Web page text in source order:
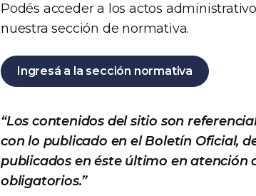
Podés acceder a los actos
nuestra sección de normativa.
Ingresá a la sección normativa
“Los contenidos del sitio son
con lo publicado en el Boletín Oficial,
publicados en éste último en atención
obligatorios.”